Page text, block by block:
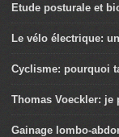
Etude posturale et
Le vélo électrique:
Cyclisme: pourquoi
Thomas Voeckler:
Gainage lombo-